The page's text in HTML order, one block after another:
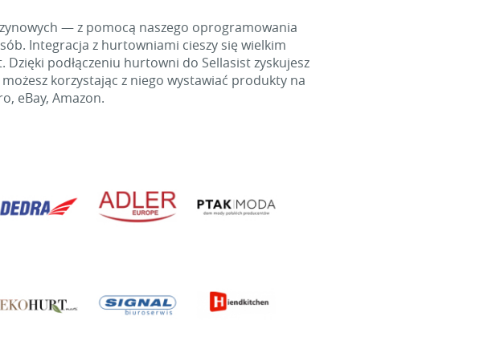
— z pomocą naszego oprogramowania
Integracja z hurtowniami cieszy się wielkim
podłączeniu hurtowni do Sellasist zyskujesz
korzystając z niego wystawiać produkty na
eBay, Amazon.